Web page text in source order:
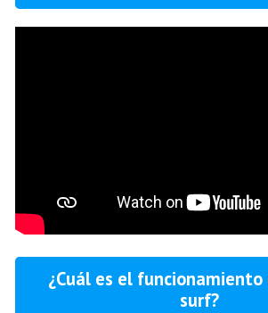
¿Cuál es el
surf?